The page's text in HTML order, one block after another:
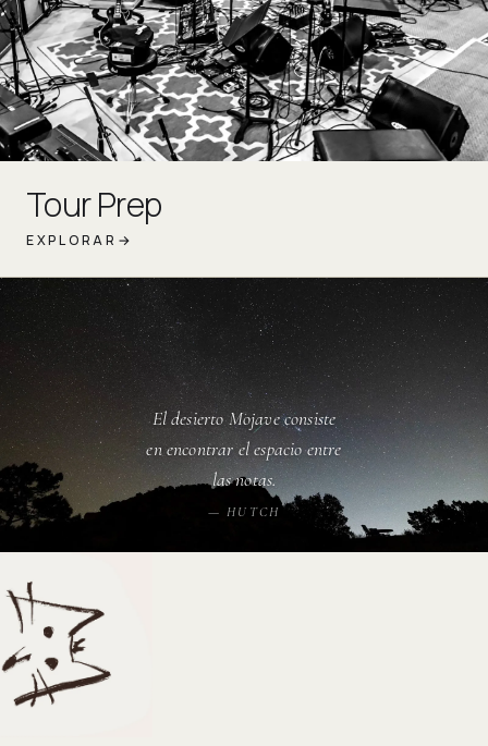
Tour Prep
EXPLORAR →
El desierto Mojave consiste
en encontrar el espacio entre
las notas.
— HUTCH